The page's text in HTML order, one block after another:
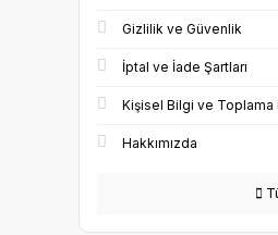
Gizlilik ve Güvenlik
İptal ve İade Şartları
Kişisel Bilgi ve Toplama
Hakkımızda